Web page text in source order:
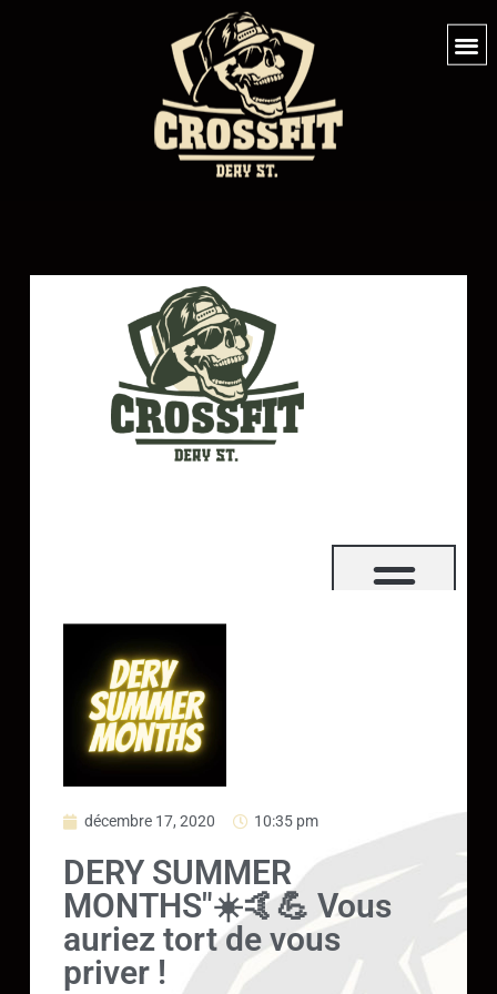
décembre 17, 2020 10:35 pm
DERY SUMMER
MONTHS"☀️🤙💪 Vous
auriez tort de vous
priver !